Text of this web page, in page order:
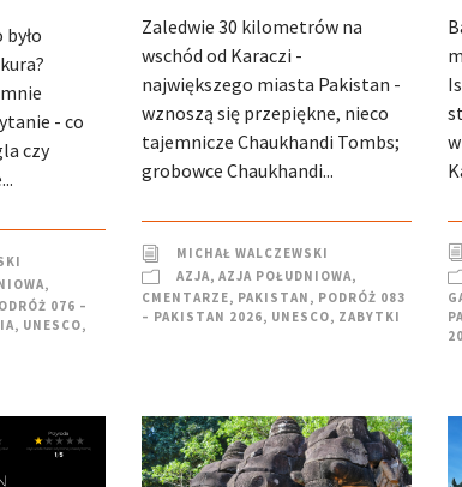
- co
czy
,
076 –
, UNESCO,
Zaledwie 30 kilometrów na
wschód od Karaczi -
największego miasta Pakistan -
wznoszą się przepiękne, nieco
tajemnicze Chaukhandi Tombs;
grobowce Chaukhandi...
MICHAŁ WALCZEWSKI
AZJA, AZJA POŁUDNIOWA,
CMENTARZE, PAKISTAN , PODRÓŻ 083
– PAKISTAN 2026, UNESCO, ZABYTKI